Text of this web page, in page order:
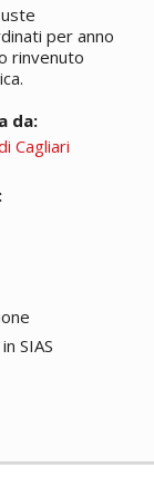
per anno
rinvenuto
da:
Cagliari
SIAS